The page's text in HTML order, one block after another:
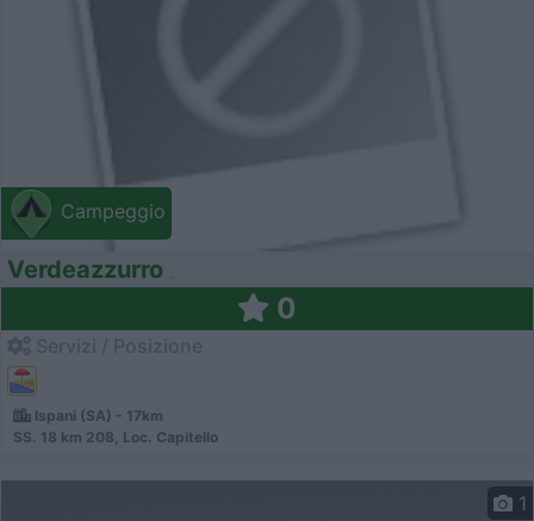
Campeggio
Verdeazzurro
0
Ispani (SA) - 17km
SS. 18 km 208, Loc. Capitello
1